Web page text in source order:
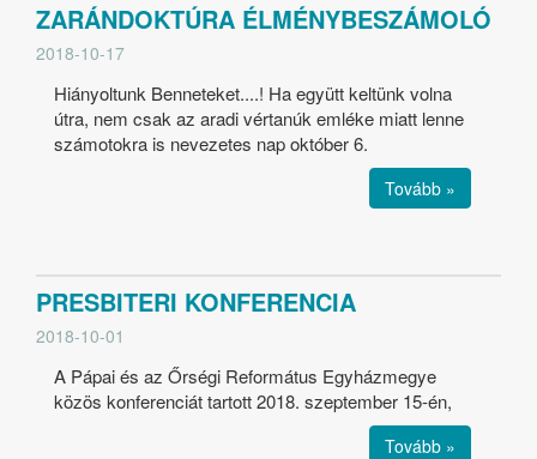
ZARÁNDOKTÚRA ÉLMÉNYBESZÁMOLÓ
2018-10-17
Hiányoltunk Benneteket....! Ha együtt keltünk volna
útra, nem csak az aradi vértanúk emléke miatt lenne
számotokra is nevezetes nap október 6.
Tovább »
PRESBITERI KONFERENCIA
2018-10-01
A Pápai és az Őrségi Református Egyházmegye
közös konferenciát tartott 2018. szeptember 15-én,
Tovább »